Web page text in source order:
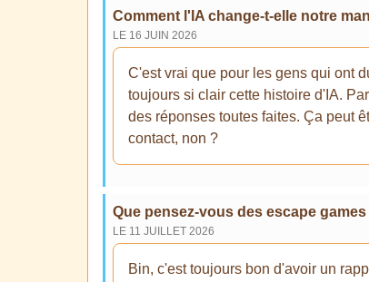
Comment l'IA change-t-elle notre
LE 16 JUIN 2026
C'est vrai que pour les gens qui ont
toujours si clair cette histoire d'IA.
des réponses toutes faites. Ça peut
contact, non ?
Que pensez-vous des escape
LE 11 JUILLET 2026
Bin, c'est toujours bon d'avoir un